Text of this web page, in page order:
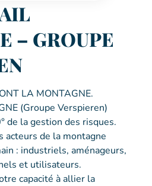
– GROUPE
LA MONTAGNE.
(Groupe Verspieren)
de la gestion des risques.
acteurs de la montagne
: industriels, aménageurs,
et utilisateurs.
capacité à allier la